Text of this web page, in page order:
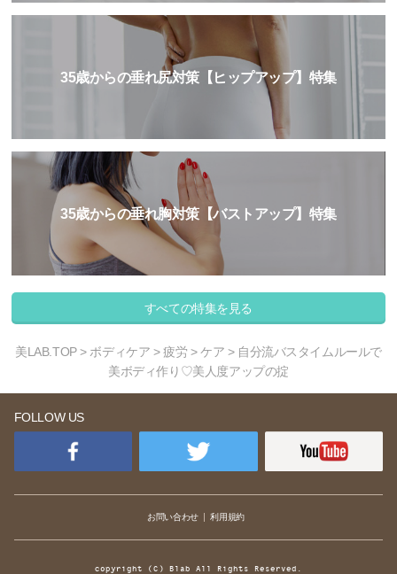
35歳からの垂れ尻対策【ヒップアップ】特集
35歳からの垂れ胸対策【バストアップ】特集
すべての特集を見る
美LAB.TOP> ボディケア >疲労 >ケア > 自分流バスタイムルールで
美ボディ作り♡美人度アップの掟
FOLLOW US
お問い合わせ 利用規約
copyright (C) Blab All Rights Reserved.